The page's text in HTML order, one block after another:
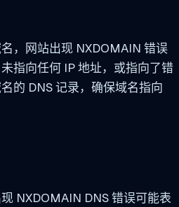
，网站出现 NXDOMAIN 错误
指向任何 IP 地址，或指向了错
的 DNS 记录，确保域名指向
NXDOMAIN DNS 错误可能表